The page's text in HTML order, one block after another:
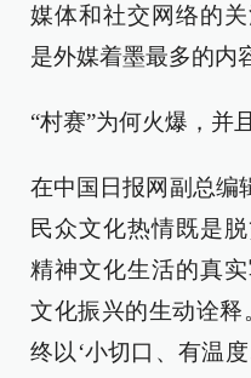
媒体和社交网络的
是外媒着墨最多的内
“村赛”为何火爆，并
在中国日报网副总编
民众文化热情既是
精神文化生活的真
文化振兴的生动诠释
终以‘小切口、有温